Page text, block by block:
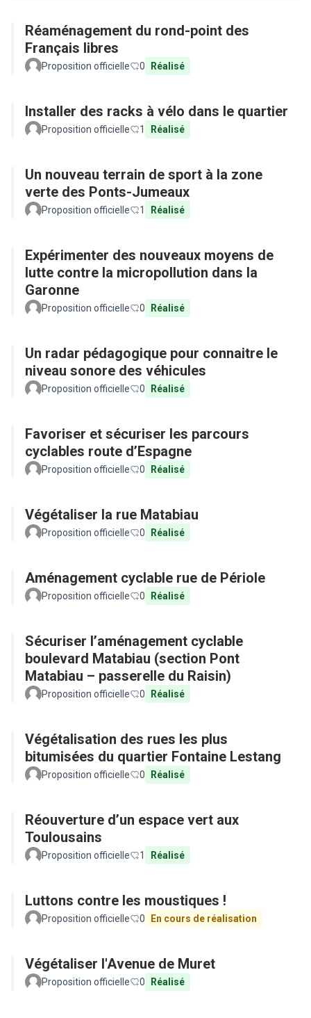
Réaménagement du rond-point des
Français libres
Proposition officielle 0 Réalisé
Installer des racks à vélo dans le quartier
Proposition officielle 1 Réalisé
Un nouveau terrain de sport à la zone
verte des Ponts-Jumeaux
Proposition officielle 1 Réalisé
Expérimenter des nouveaux moyens de
lutte contre la micropollution dans la
Garonne
Proposition officielle 0 Réalisé
Un radar pédagogique pour connaitre le
niveau sonore des véhicules
Proposition officielle 0 Réalisé
Favoriser et sécuriser les parcours
cyclables route d’Espagne
Proposition officielle 0 Réalisé
Végétaliser la rue Matabiau
Proposition officielle 0 Réalisé
Aménagement cyclable rue de Périole
Proposition officielle 0 Réalisé
Sécuriser l’aménagement cyclable
boulevard Matabiau (section Pont
Matabiau – passerelle du Raisin)
Proposition officielle 0 Réalisé
Végétalisation des rues les plus
bitumisées du quartier Fontaine Lestang
Proposition officielle 0 Réalisé
Réouverture d’un espace vert aux
Toulousains
Proposition officielle 1 Réalisé
Luttons contre les moustiques !
Proposition officielle 0 En cours de réalisation
Végétaliser l'Avenue de Muret
Proposition officielle 0 Réalisé